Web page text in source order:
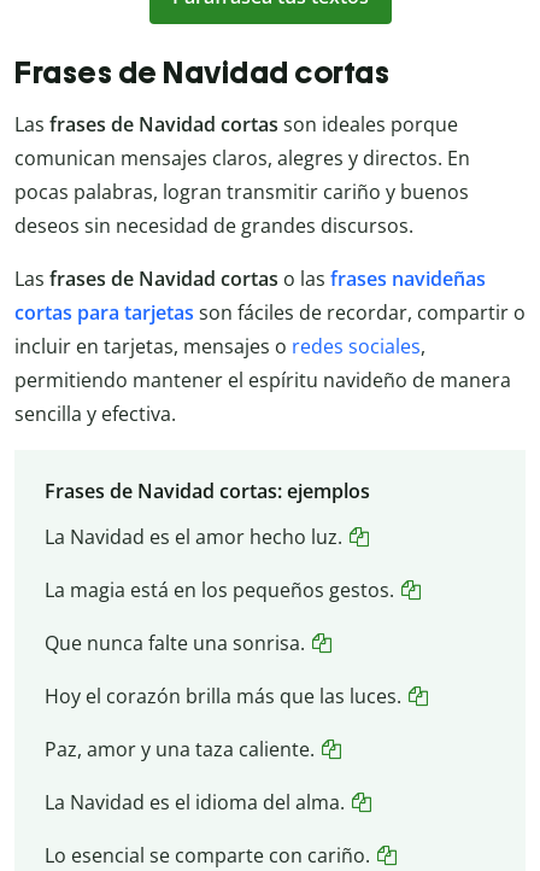
Frases de Navidad cortas
Las frases de Navidad cortas son ideales porque
comunican mensajes claros, alegres y directos. En
pocas palabras, logran transmitir cariño y buenos
deseos sin necesidad de grandes discursos.
Las frases de Navidad cortas o las frases navideñas
cortas para tarjetas son fáciles de recordar, compartir o
incluir en tarjetas, mensajes o redes sociales,
permitiendo mantener el espíritu navideño de manera
sencilla y efectiva.
Frases de Navidad cortas: ejemplos
La Navidad es el amor hecho luz.
La magia está en los pequeños gestos.
Que nunca falte una sonrisa.
Hoy el corazón brilla más que las luces.
Paz, amor y una taza caliente.
La Navidad es el idioma del alma.
Lo esencial se comparte con cariño.